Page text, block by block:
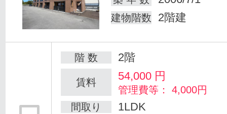
建物階数 2階建
階 数 2階
賃料 54,000 円
管理費等： 4,000円
間取り
1LDK